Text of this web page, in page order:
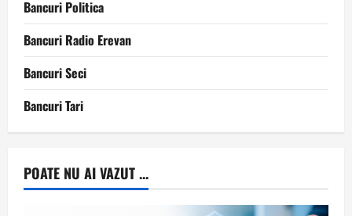
Bancuri Politica
Bancuri Radio Erevan
Bancuri Seci
Bancuri Tari
POATE NU AI VAZUT ...